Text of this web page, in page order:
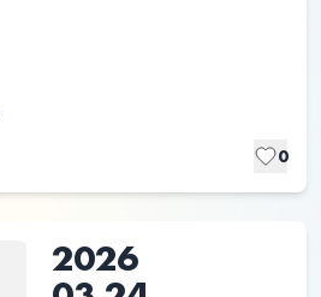
0
2026